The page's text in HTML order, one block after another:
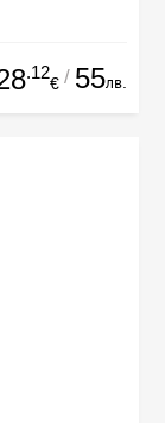
.12
€ / 55лв.